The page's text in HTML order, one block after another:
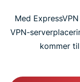
Med
VPN-
kommer